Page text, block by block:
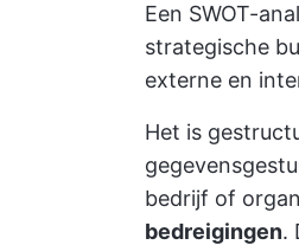
Een SWOT-
strategische
externe en
Het is
bedrijf of
bedreigingen.